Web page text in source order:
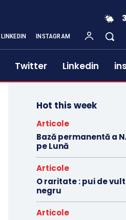
LINKEDIN INSTAGRAM
Twitter Linkedin
Hot this week
Articole
Bază permanentă a
pe Lună
Articole
O raritate : pui de
negru
Articole